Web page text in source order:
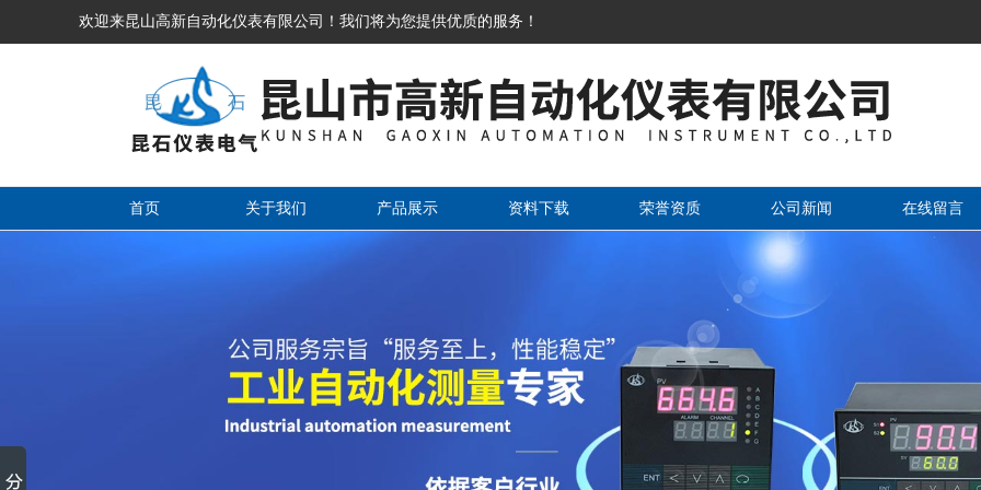
欢迎来昆山高新自动化仪表有限公司！我们将为您提供优质的服务！
首页 关于我们 产品展示 资料下载 荣誉资质 公司新闻 在线留言